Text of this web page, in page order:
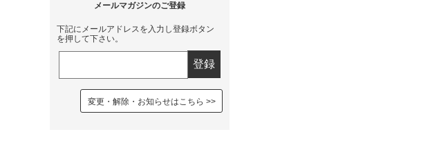
下記にメールアドレスを入力し登録ボタン
を押して下さい。
変更・解除・お知らせはこちら